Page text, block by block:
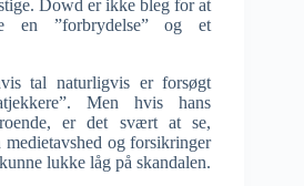
Dowd er ikke bleg for at
en ”forbrydelse” og et
tal naturligvis er forsøgt
Men hvis hans
er det svært at se,
og forsikringer
lukke låg på skandalen.